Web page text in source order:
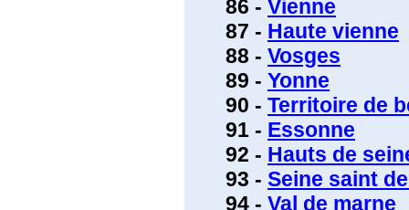
86 - Vienne
87 - Haute vienne
88 - Vosges
89 - Yonne
90 - Territoire de
91 - Essonne
92 - Hauts de
93 - Seine saint
94 - Val de marne